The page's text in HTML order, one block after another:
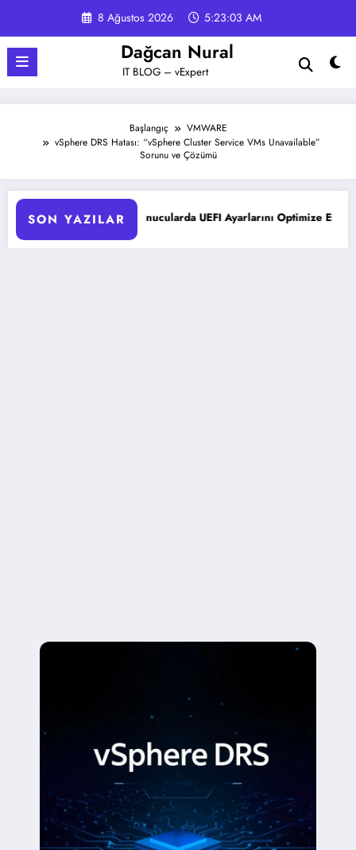
8 Ağustos 2026 5:23:04 AM
Dağcan Nural
IT BLOG – vExpert
Başlangıç
VMWARE
vSphere DRS Hatası: “vSphere Cluster Service VMs Unavailable”
Sorunu ve Çözümü
SON YAZILAR
Sunucularda UEFI Ayarlarını Optimize Etme Microsoft